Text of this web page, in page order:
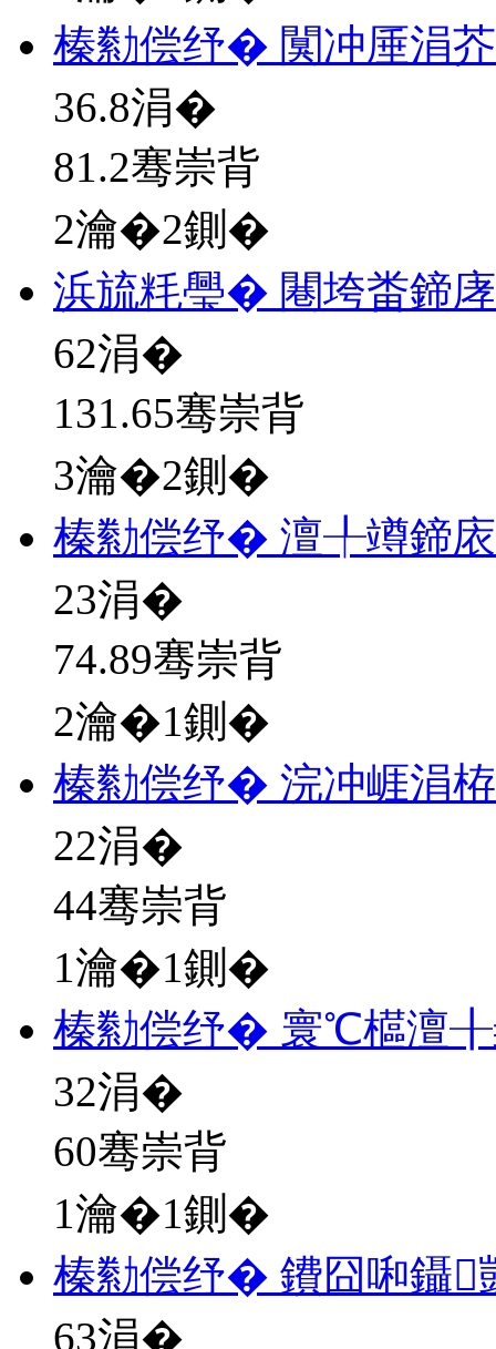
榛勬偿纾� 闃冲厜涓
36.8涓�
81.2骞崇背
2瀹�2鍘�
浜旈粍璺� 闀垮畨鍗
62涓�
131.65骞崇背
3瀹�2鍘�
榛勬偿纾� 澶╀竴鍗
23涓�
74.89骞崇背
2瀹�1鍘�
榛勬偿纾� 浣冲崕涓
22涓�
44骞崇背
1瀹�1鍘�
榛勬偿纾� 寰℃櫙澶
32涓�
60骞崇背
1瀹�1鍘�
榛勬偿纾� 鐨囧啝鑷
63涓�